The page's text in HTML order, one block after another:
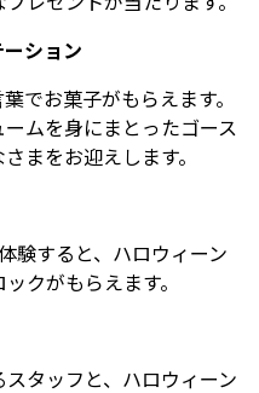
ション
でお菓子がもらえます。
ムを身にまとったゴース
まをお迎えします。
験すると、ハロウィーン
クがもらえます。
タッフと、ハロウィーン